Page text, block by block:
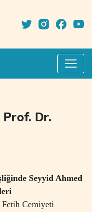
Dr.
Seyyid Ahmed
Cemiyeti